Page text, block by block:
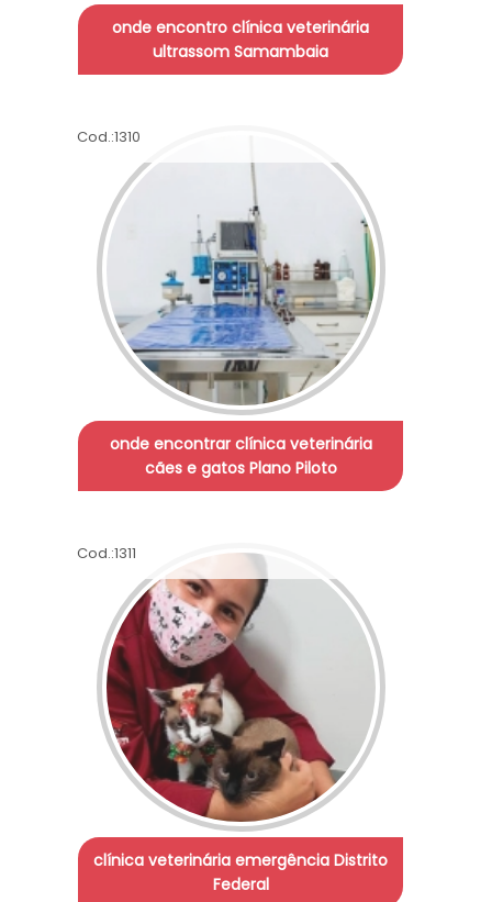
onde encontro clínica veterinária
ultrassom Samambaia
Cod.:1310
onde encontrar clínica veterinária
cães e gatos Plano Piloto
Cod.:1311
clínica veterinária emergência Distrito
Federal